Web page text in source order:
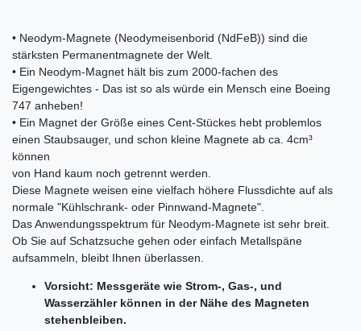
• Neodym-Magnete (Neodymeisenborid (NdFeB)) sind die
stärksten Permanentmagnete der Welt.
• Ein Neodym-Magnet hält bis zum 2000-fachen des
Eigengewichtes - Das ist so als würde ein Mensch eine Boeing
747 anheben!
• Ein Magnet der Größe eines Cent-Stückes hebt problemlos
einen Staubsauger, und schon kleine Magnete ab ca. 4cm³
können
von Hand kaum noch getrennt werden.
Diese Magnete weisen eine vielfach höhere Flussdichte auf als
normale "Kühlschrank- oder Pinnwand-Magnete".
Das Anwendungsspektrum für Neodym-Magnete ist sehr breit.
Ob Sie auf Schatzsuche gehen oder einfach Metallspäne
aufsammeln, bleibt Ihnen überlassen.
Vorsicht: Messgeräte wie Strom-, Gas-, und
Wasserzähler können in der Nähe des Magneten
stehenbleiben.